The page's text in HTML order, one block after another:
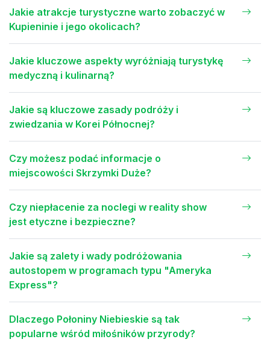
Jakie atrakcje turystyczne warto zobaczyć w
Kupieninie i jego okolicach?
Jakie kluczowe aspekty wyróżniają turystykę
medyczną i kulinarną?
Jakie są kluczowe zasady podróży i
zwiedzania w Korei Północnej?
Czy możesz podać informacje o
miejscowości Skrzymki Duże?
Czy niepłacenie za noclegi w reality show
jest etyczne i bezpieczne?
Jakie są zalety i wady podróżowania
autostopem w programach typu "Ameryka
Express"?
Dlaczego Połoniny Niebieskie są tak
popularne wśród miłośników przyrody?